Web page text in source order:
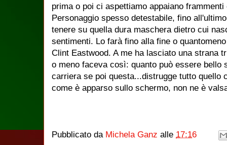
prima o poi ci aspettiamo appaiano
Personaggio spesso detestabile, fino
tenere su quella dura maschera dietro cui
sentimenti. Lo farà fino alla fine o
Clint Eastwood. A me ha lasciato una strana
o meno faceva così: quanto può essere bello
carriera se poi questa...distrugge tutto quello
come è apparso sullo schermo, non ne è
Pubblicato da Michela Ganz alle 17:16